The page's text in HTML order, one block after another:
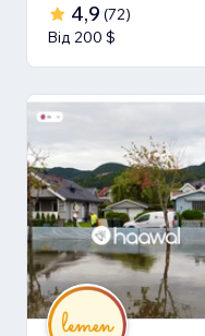
4,9 (72)
Від 200 $